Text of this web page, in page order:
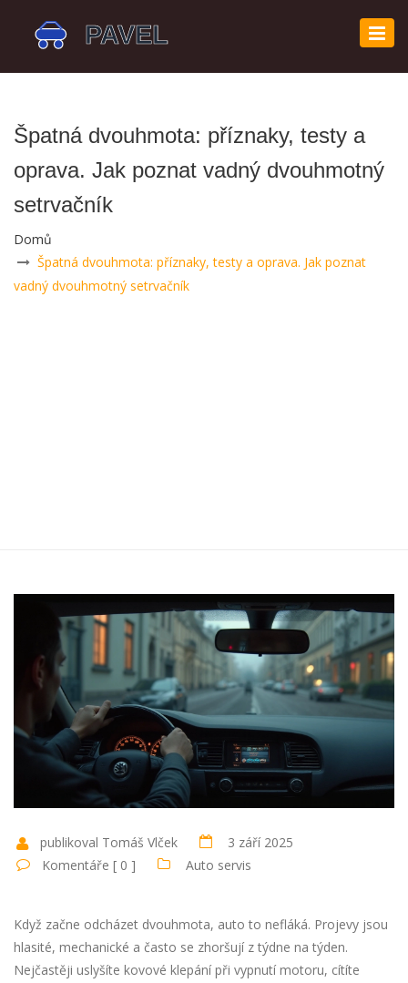
Špatná dvouhmota: příznaky, testy a
oprava. Jak poznat vadný dvouhmotný
setrvačník
Domů
Špatná dvouhmota: příznaky, testy a oprava. Jak poznat
vadný dvouhmotný setrvačník
publikoval Tomáš Vlček
3 září 2025
Komentáře [ 0 ]
Auto servis
Když začne odcházet dvouhmota, auto to nefláká. Projevy jsou
hlasité, mechanické a často se zhoršují z týdne na týden.
Nejčastěji uslyšíte kovové klepání při vypnutí motoru, cítíte